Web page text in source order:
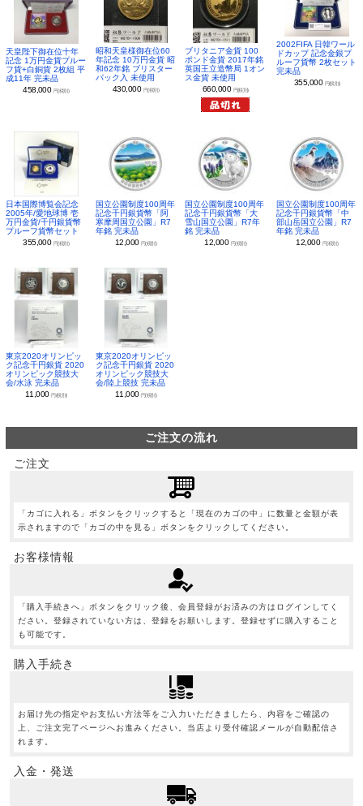
天皇陛下御在位十年
記念 1万円金貨プルー
フ貨+白銅貨 2枚組 平
成11年 完未品
458,000 円(税別)
昭和天皇様御在位60
年記念 10万円金貨 昭
和62年銘 ブリスター
パック入 未使用
430,000 円(税別)
ブリタニア金貨 100
ポンド金貨 2017年銘
英国王立造幣局 1オン
ス金貨 未使用
660,000 円(税別)
2002FIFA 日韓ワール
ドカップ 記念金銀プ
ルーフ貨幣 2枚セット
完未品
355,000 円(税別)
日本国際博覧会記念
2005年/愛地球博 壱
万円金貨/千円銀貨幣
プルーフ貨幣セット
355,000 円(税別)
国立公園制度100周年
記念千円銀貨幣「阿
寒摩周国立公園」R7
年銘 完未品
12,000 円(税別)
国立公園制度100周年
記念千円銀貨幣「大
雪山国立公園」R7年
銘 完未品
12,000 円(税別)
国立公園制度100周年
記念千円銀貨幣「中
部山岳国立公園」R7
年銘 完未品
12,000 円(税別)
東京2020オリンピッ
ク記念千円銀貨 2020
オリンピック競技大
会/水泳 完未品
11,000円(税別)
東京2020オリンピッ
ク記念千円銀貨 2020
オリンピック競技大
会/陸上競技 完未品
11,000 円(税別)
ご注文の流れ
ご注文
「カゴに入れる」ボタンをクリックすると「現在のカゴの中」に数量と金額が表
示されますので「カゴの中を見る」ボタンをクリックしてください。
お客様情報
「購入手続きへ」ボタンをクリック後、会員登録がお済みの方はログインしてく
ださい。登録されていない方は、登録をお願いします。登録せずに購入すること
も可能です。
購入手続き
お届け先の指定やお支払い方法等をご入力いただきましたら、内容をご確認の
上、ご注文完了ページへお進みください。当店より受付確認メールが自動配信さ
れます。
入金・発送